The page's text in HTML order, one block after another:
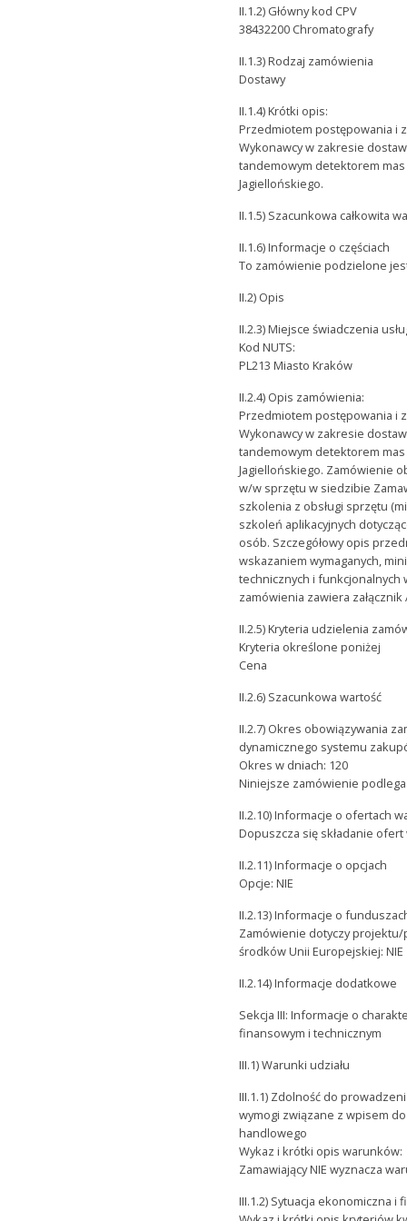
II.1.2) Główny kod CPV
38432200 Chromatografy
II.1.3) Rodzaj zamówienia
Dostawy
II.1.4) Krótki opis:
Przedmiotem postępowania i
Wykonawcy w zakresie
tandemowym detektorem
Jagiellońskiego.
II.1.5) Szacunkowa całkowita
II.1.6) Informacje o częściach
To zamówienie podzielone
II.2) Opis
II.2.3) Miejsce świadczenia
Kod NUTS:
PL213 Miasto Kraków
II.2.4) Opis zamówienia:
Przedmiotem postępowania i
Wykonawcy w zakresie
tandemowym detektorem
Jagiellońskiego. Zamówienie
w/w sprzętu w siedzibie
szkolenia z obsługi sprzętu
szkoleń aplikacyjnych
osób. Szczegółowy opis
wskazaniem wymaganych,
technicznych i
zamówienia zawiera załącznik
II.2.5) Kryteria udzielenia
Kryteria określone poniżej
Cena
II.2.6) Szacunkowa wartość
II.2.7) Okres obowiązywania
dynamicznego systemu
Okres w dniach: 120
Niniejsze zamówienie
II.2.10) Informacje o ofertach
Dopuszcza się składanie ofert
II.2.11) Informacje o opcjach
Opcje: NIE
II.2.13) Informacje o
Zamówienie dotyczy
środków Unii Europejskiej: NIE
II.2.14) Informacje dodatkowe
Sekcja III: Informacje o
finansowym i technicznym
III.1) Warunki udziału
III.1.1) Zdolność do
wymogi związane z wpisem
handlowego
Wykaz i krótki opis warunków:
Zamawiający NIE wyznacza
III.1.2) Sytuacja ekonomiczna i